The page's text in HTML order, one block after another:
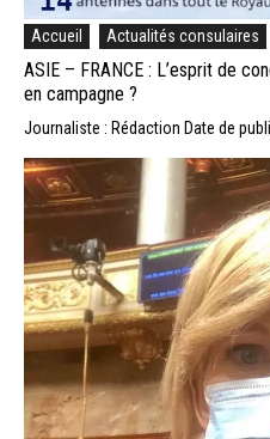
Accueil Actualités consulaires
ASIE – FRANCE : L’esprit de
en campagne ?
Journaliste : Rédaction Date de